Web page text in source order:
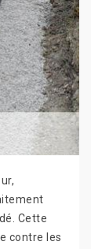
Cette
contre les